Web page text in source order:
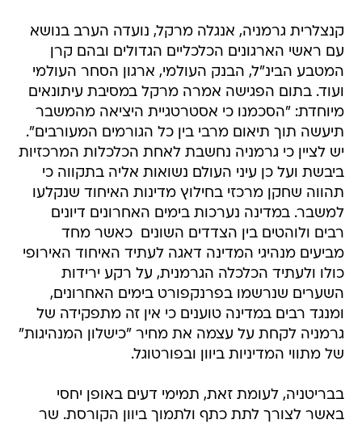
קנצלרית גרמניה, אנגלה מרקל, נועדה הערב בנושא
עם ראשי הארגונים הכלכליים הגדולים ובהם קרן
המטבע הבינ"ל, הבנק העולמי, ארגון הסחר העולמי
ועוד. בתום הפגישה אמרה מרקל במסיבת עיתונאים
מיוחדת: "הסכמנו כי אסטרטגיית היציאה מהמשבר
תיעשה תוך תיאום מרבי בין כל הגורמים המעורבים".
יש לציין כי גרמניה נחשבת לאחת הכלכלות המרכזיות
ביבשת ועל כן עיני העולם נשואות אליה בתקווה כי
תהווה שחקן מרכזי בחילוץ מדינות האיחוד שנקלעו
למשבר. במדינה נערכות בימים האחרונים דיונים
רבים ולוהטים בין הצדדים השונים  כאשר מחד
מביעים מנהיגי המדינה דאגה לעתיד האיחוד האירופי
כולו ולעתיד הכלכלה הגרמנית, על רקע ירידות
השערים שנרשמו בפרנקפורט בימים האחרונים,
ומנגד רבים במדינה טוענים כי אין זה מתפקידה של
גרמניה לקחת על עצמה את מחיר "כישלון המנהיגות"
של מתווי המדיניות ביוון ובפורטוגל.
בבריטניה, לעומת זאת, תמימי דעים באופן יחסי
באשר לצורך לתת כתף ולתמוך ביוון הקורסת. שר